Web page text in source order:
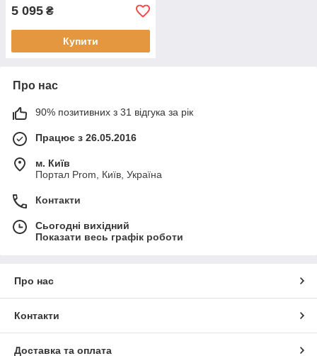
5 095 ₴
Купити
Про нас
90% позитивних з 31 відгука за рік
Працює з 26.05.2016
м. Київ
Портал Prom, Київ, Україна
Контакти
Сьогодні вихідний
Показати весь графік роботи
Про нас
Контакти
Доставка та оплата